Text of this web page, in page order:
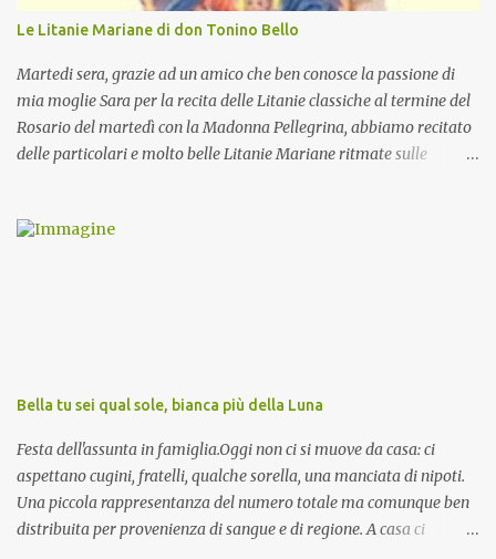
Le Litanie Mariane di don Tonino Bello
Martedi sera, grazie ad un amico che ben conosce la passione di
mia moglie Sara per la recita delle Litanie classiche al termine del
Rosario del martedì con la Madonna Pellegrina, abbiamo recitato
delle particolari e molto belle Litanie Mariane ritmate sulle
preghiera.
Bella tu sei qual sole, bianca più della Luna
Festa dell'assunta in famiglia.Oggi non ci si muove da casa: ci
aspettano cugini, fratelli, qualche sorella, una manciata di nipoti.
Una piccola rappresentanza del numero totale ma comunque ben
distribuita per provenienza di sangue e di regione. A casa ci